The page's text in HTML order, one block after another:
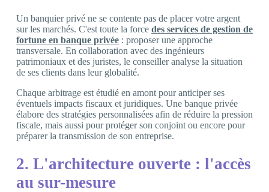
Un banquier privé ne se contente pas de placer votre argent
sur les marchés. C'est toute la force des services de gestion de
fortune en banque privée : proposer une approche
transversale. En collaboration avec des ingénieurs
patrimoniaux et des juristes, le conseiller analyse la situation
de ses clients dans leur globalité.
Chaque arbitrage est étudié en amont pour anticiper ses
éventuels impacts fiscaux et juridiques. Une banque privée
élabore des stratégies personnalisées afin de réduire la pression
fiscale, mais aussi pour protéger son conjoint ou encore pour
préparer la transmission de son entreprise.
2. L'architecture ouverte : l'accès
au sur-mesure